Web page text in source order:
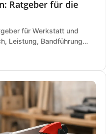
Ratgeber für die
für Werkstatt und
Leistung, Bandführung